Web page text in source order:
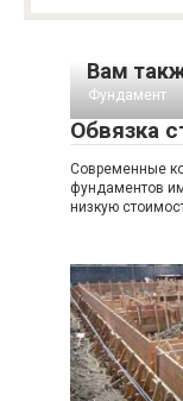
Вам
Фундамент
Обвязка
Современные
фундаментов
низкую